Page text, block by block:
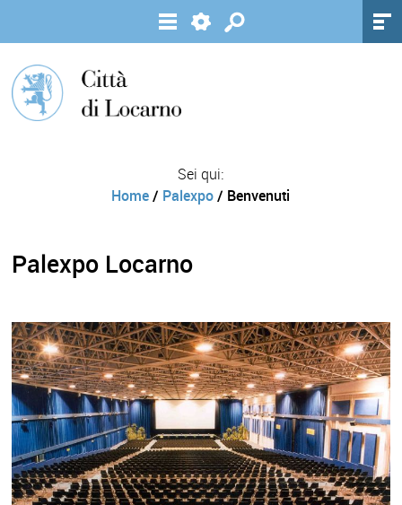
Sei qui:
Home / Palexpo / Benvenuti
Palexpo Locarno